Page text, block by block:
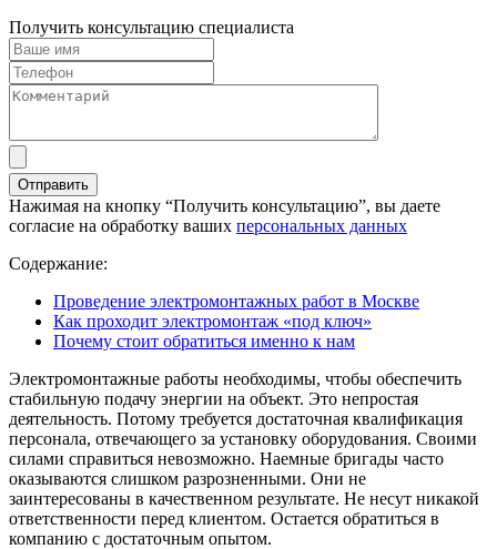
Получить консультацию специалиста
Нажимая на кнопку “Получить консультацию”, вы даете
согласие на обработку ваших персональных данных
Содержание:
Проведение электромонтажных работ в Москве
Как проходит электромонтаж «под ключ»
Почему стоит обратиться именно к нам
Электромонтажные работы необходимы, чтобы обеспечить
стабильную подачу энергии на объект. Это непростая
деятельность. Потому требуется достаточная квалификация
персонала, отвечающего за установку оборудования. Своими
силами справиться невозможно. Наемные бригады часто
оказываются слишком разрозненными. Они не
заинтересованы в качественном результате. Не несут никакой
ответственности перед клиентом. Остается обратиться в
компанию с достаточным опытом.